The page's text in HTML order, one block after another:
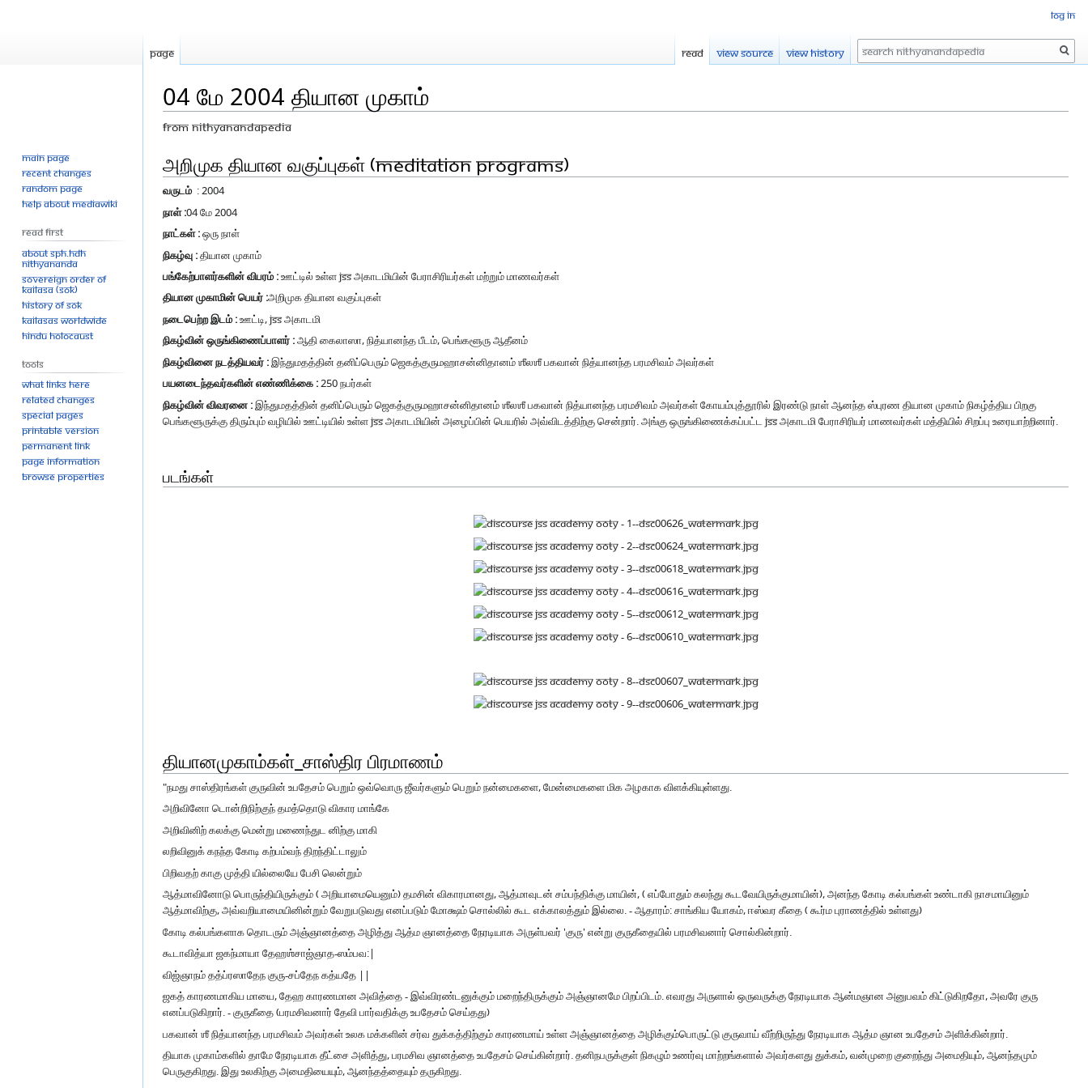
04 மே 2004 தியான முகாம்
From Nithyanandapedia
Jump
to
navigation
Jump
to
search
அறிமுக தியான வகுப்புகள் (Meditation Programs)
வருடம் : 2004
நாள் :04 மே 2004
நாட்கள் :ஒரு நாள்
நிகழ்வு :தியான முகாம்
பங்கேற்பாளர்களின் விபரம் :ஊட்டில் உள்ள JSS அகாடமியின் பேராசிரியர்கள் மற்றும் மாணவர்கள்
தியான முகாமின் பெயர் :அறிமுக தியான வகுப்புகள்
நடைபெற்ற இடம் :ஊட்டி, JSS அகாடமி
நிகழ்வின் ஒருங்கிணைப்பாளர் :ஆதி கைலாஸா, நித்யானந்த பீடம், பெங்களூரு ஆதீனம்
நிகழ்வினை நடத்தியவர் :இந்துமதத்தின் தனிப்பெரும் ஜெகத்குருமஹாசன்னிதானம் ஶீலஶீ பகவான் நித்யானந்த பரமசிவம் அவர்கள்
பயனடைந்தவர்களின் எண்ணிக்கை :250 நபர்கள்
நிகழ்வின் விவரனை :இந்துமதத்தின் தனிப்பெரும் ஜெகத்குருமஹாசன்னிதானம் ஶீலஶீ பகவான் நித்யானந்த பரமசிவம் அவர்கள் கோயம்புத்தூரில் இரண்டு நாள் ஆனந்த ஸ்புரண தியான முகாம் நிகழ்த்திய பிறகு
பெங்களூருக்கு திரும்பும் வழியில் ஊட்டியில் உள்ள JSS அகாடமியின் அழைப்பின் பெயரில் அவ்விடத்திற்கு சென்றார். அங்கு ஒருங்கிணைக்கப்பட்ட JSS அகாடமி பேராசிரியர் மாணவர்கள் மத்தியில் சிறப்பு உரையாற்றினார்.
படங்கள்
தியானமுகாம்கள்_சாஸ்திர பிரமாணம்
"நமது சாஸ்திரங்கள் குருவின் உபதேசம் பெறும் ஒவ்வொரு ஜீவர்களும் பெறும் நன்மைகளை, மேன்மைகளை மிக அழகாக விளக்கியுள்ளது.
அறிவினோ டொன்றிநிற்குந் தமத்தொடு விகார மாங்கே
அறிவினிற் கலக்கு மென்று மணைந்துட னிற்கு மாகி
லறிவினுக் கநந்த கோடி கற்பம்வந் திறந்திட்டாலும்
பிறிவதற் காகு முத்தி யில்லையே பேசி லென்றும்
ஆத்மாவினோடு பொருந்தியிருக்கும் ( அறியாமையெனும்) தமசின் விகாரமானது, ஆத்மாவுடன் சம்பந்திக்கு மாயின், ( எப்போதும் கலந்து கூடவேயிருக்குமாயின்), அனந்த கோடி கல்பங்கள் உண்டாகி நாசமாயினும்
ஆத்மாவிற்கு, அவ்வறியாமையினின்றும் வேறுபடுவது எனப்படும் மோக்ஷம் சொல்லில் கூட எக்காலத்தும் இல்லை. - ஆதாரம்: சாங்கிய யோகம், ஈஸ்வர கீதை ( கூர்ம புராணத்தில் உள்ளது)
கோடி கல்பங்களாக தொடரும் அஞ்ஞானத்தை அழித்து ஆத்ம ஞானத்தை நேரடியாக அருள்பவர் 'குரு' என்று குருகீதையில் பரமசிவனார் சொல்கின்றார்.
கூடாவித்யா ஜகந்மாயா தேஹஶ்சாஜ்ஞாத-ஸம்பவ:|
விஜ்ஞாநம் தத்ப்ரஸாதேந குரு-சப்தேந கத்யதே ||
ஜகத் காரணமாகிய மாயை, தேஹ காரணமான அவித்தை - இவ்விரண்டனுக்கும் மறைந்திருக்கும் அஞ்ஞானமே பிறப்பிடம். எவரது அருளால் ஒருவருக்கு நேரடியாக ஆன்மஞான அனுபவம் கிட்டுகிறதோ, அவரே குரு
எனப்படுகிறார். - குருகீதை (பரமசிவனார் தேவி பார்வதிக்கு உபதேசம் செய்தது)
பகவான் ஶீ நித்யானந்த பரமசிவம் அவர்கள் உலக மக்களின் சர்வ துக்கத்திற்கும் காரணமாய் உள்ள அஞ்ஞானத்தை அழிக்கும்பொருட்டு குருவாய் வீற்றிருந்து நேரடியாக ஆத்ம ஞான உபதேசம் அளிக்கின்றார்.
தியாக முகாம்களில் தாமே நேரடியாக தீட்சை அளித்து, பரமசிவ ஞானத்தை உபதேசம் செய்கின்றார். தனிநபருக்குள் நிகழும் உணர்வு மாற்றங்களால் அவர்களது துக்கம், வன்முறை குறைந்து அமைதியும், ஆனந்தமும்
பெருகுகிறது. இது உலகிற்கு அமைதியையும், ஆனந்தத்தையும் தருகிறது.
Log in
Page Read View source View history Search
Main page
Recent changes
Random page
Help about MediaWiki
Read First
About SPH.HDH
Nithyananda
Sovereign Order of
KAILASA (SOK)
History of SOK
KAILASAs Worldwide
Hindu Holocaust
Tools
What links here
Related changes
Special pages
Printable version
Permanent link
Page information
Browse properties